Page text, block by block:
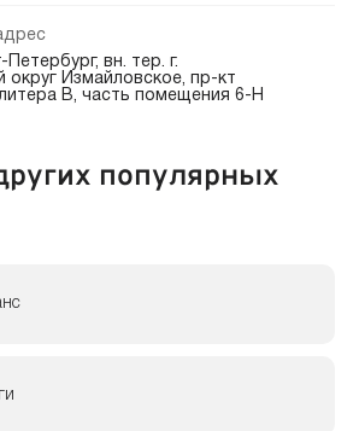
Петербург, вн. тер. г.
округ Измайловское, пр-кт
В, часть помещения 6-Н
популярных